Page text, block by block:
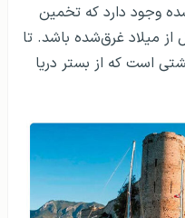
وجود دارد که تخمین
حدود ۳۰۰ سال قبل از میلاد غرق‌شده باشد. تا
است که از بستر دریا